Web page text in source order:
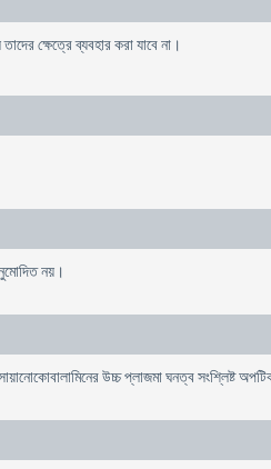
ক্ষেত্রে ব্যবহার করা যাবে না।
নয়।
উচ্চ প্লাজমা ঘনত্ব সংশ্লিষ্ট